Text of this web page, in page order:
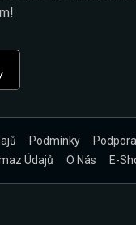
Podmínky Podpora
Údajů
O Nás E-